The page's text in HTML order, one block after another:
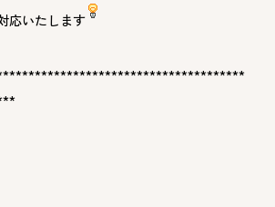
応いたします